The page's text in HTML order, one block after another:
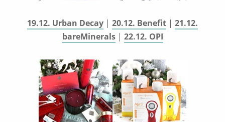
19.12. Urban Decay | 20.12. Benefit | 21.12.
bareMinerals| 22.12. OPI